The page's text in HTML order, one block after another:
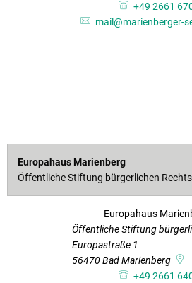
+49 2661
mail@marienberger-
Europahaus Marienberg
Öffentliche Stiftung bürgerlichen Rechts
Europahaus
Öffentliche Stiftung
Europastraße 1
56470 Bad Marienberg
+49 2661